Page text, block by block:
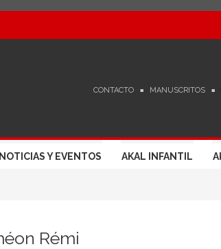
CONTACTO MANUSCRITOS
NOTICIAS Y EVENTOS AKAL INFANTIL
Rémi